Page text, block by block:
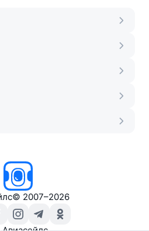
© 2007–2026